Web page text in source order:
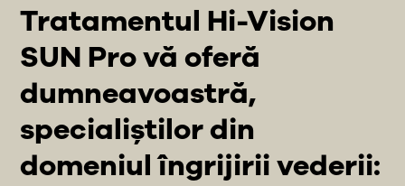
Tratamentul Hi-Vision
SUN Pro vă oferă
dumneavoastră,
specialiștilor din
domeniul îngrijirii vederii: